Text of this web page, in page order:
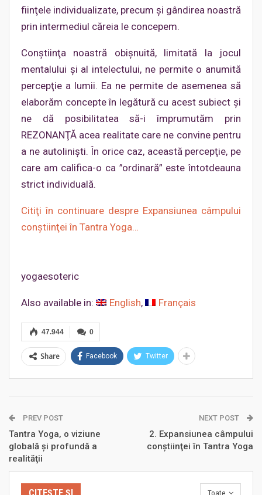
fiinţele individualizate, precum şi gândirea noastră
prin intermediul căreia le concepem.
Conştiinţa noastră obişnuită, limitată la jocul
mentalului şi al intelectului, ne permite o anumită
percepţie a lumii. Ea ne permite de asemenea să
elaborăm concepte în legătură cu acest subiect şi
ne dă posibilitatea să-i împrumutăm prin
REZONANŢĂ acea realitate care ne convine pentru
a ne autolinişti. În orice caz, această percepţie, pe
care am califica-o ca ”ordinară” este întotdeauna
strict individuală.
Citiţi în continuare despre Expansiunea câmpului
conştiinţei în Tantra Yoga…
yogaesoteric
Also available in: English Français
0
47.944
Share Facebook Twitter
PREV POST
Tantra Yoga, o viziune
globală şi profundă a
realităţii
NEXT POST
2. Expansiunea câmpului
conştiinţei în Tantra Yoga
Toate